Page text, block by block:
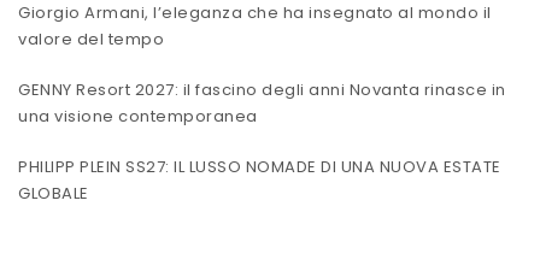
Giorgio Armani, l’eleganza che ha insegnato al mondo il
valore del tempo
GENNY Resort 2027: il fascino degli anni Novanta rinasce in
una visione contemporanea
PHILIPP PLEIN SS27: IL LUSSO NOMADE DI UNA NUOVA ESTATE
GLOBALE